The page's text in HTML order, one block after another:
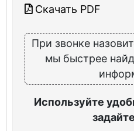
Скачать PDF
При звонке
мы быстрее
Используйте